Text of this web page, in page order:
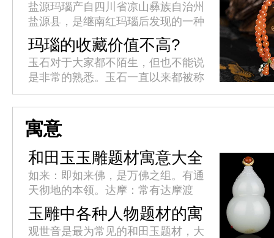
盐源玛瑙产自四川省凉山彝族自治州
盐源县，是继南红玛瑙后发现的一种
独特玛瑙品种。品质优良的盐源玛瑙
原料价格丝毫不逊于南红，立意奇
巧、雕工精良的成品更是价格一路攀
升...
玛瑙的收藏价值不高?
玉石对于大家都不陌生，但也不能说
是非常的熟悉。玉石一直以来都被称
之为名贵物品，但其实被叫做玉石的
未必都名贵，就像玛瑙来说吧，玛瑙
其实就是玉石之中价格最为低廉的
那...
寓意
和田玉玉雕题材寓意大全
如来：即如来佛，是万佛之组。有通
天彻地的本领。达摩：常有达摩渡
江，达摩过海，达摩面壁等造型。
玉雕中各种人物题材的寓
意
观世音是最为常见的和田玉题材，大